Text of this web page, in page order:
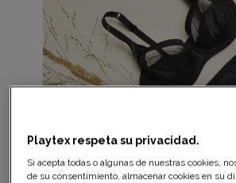
Playtex respeta su privacidad.
Si acepta todas o algunas de nuestras cookies,
de su consentimiento, almacenar cookies en su